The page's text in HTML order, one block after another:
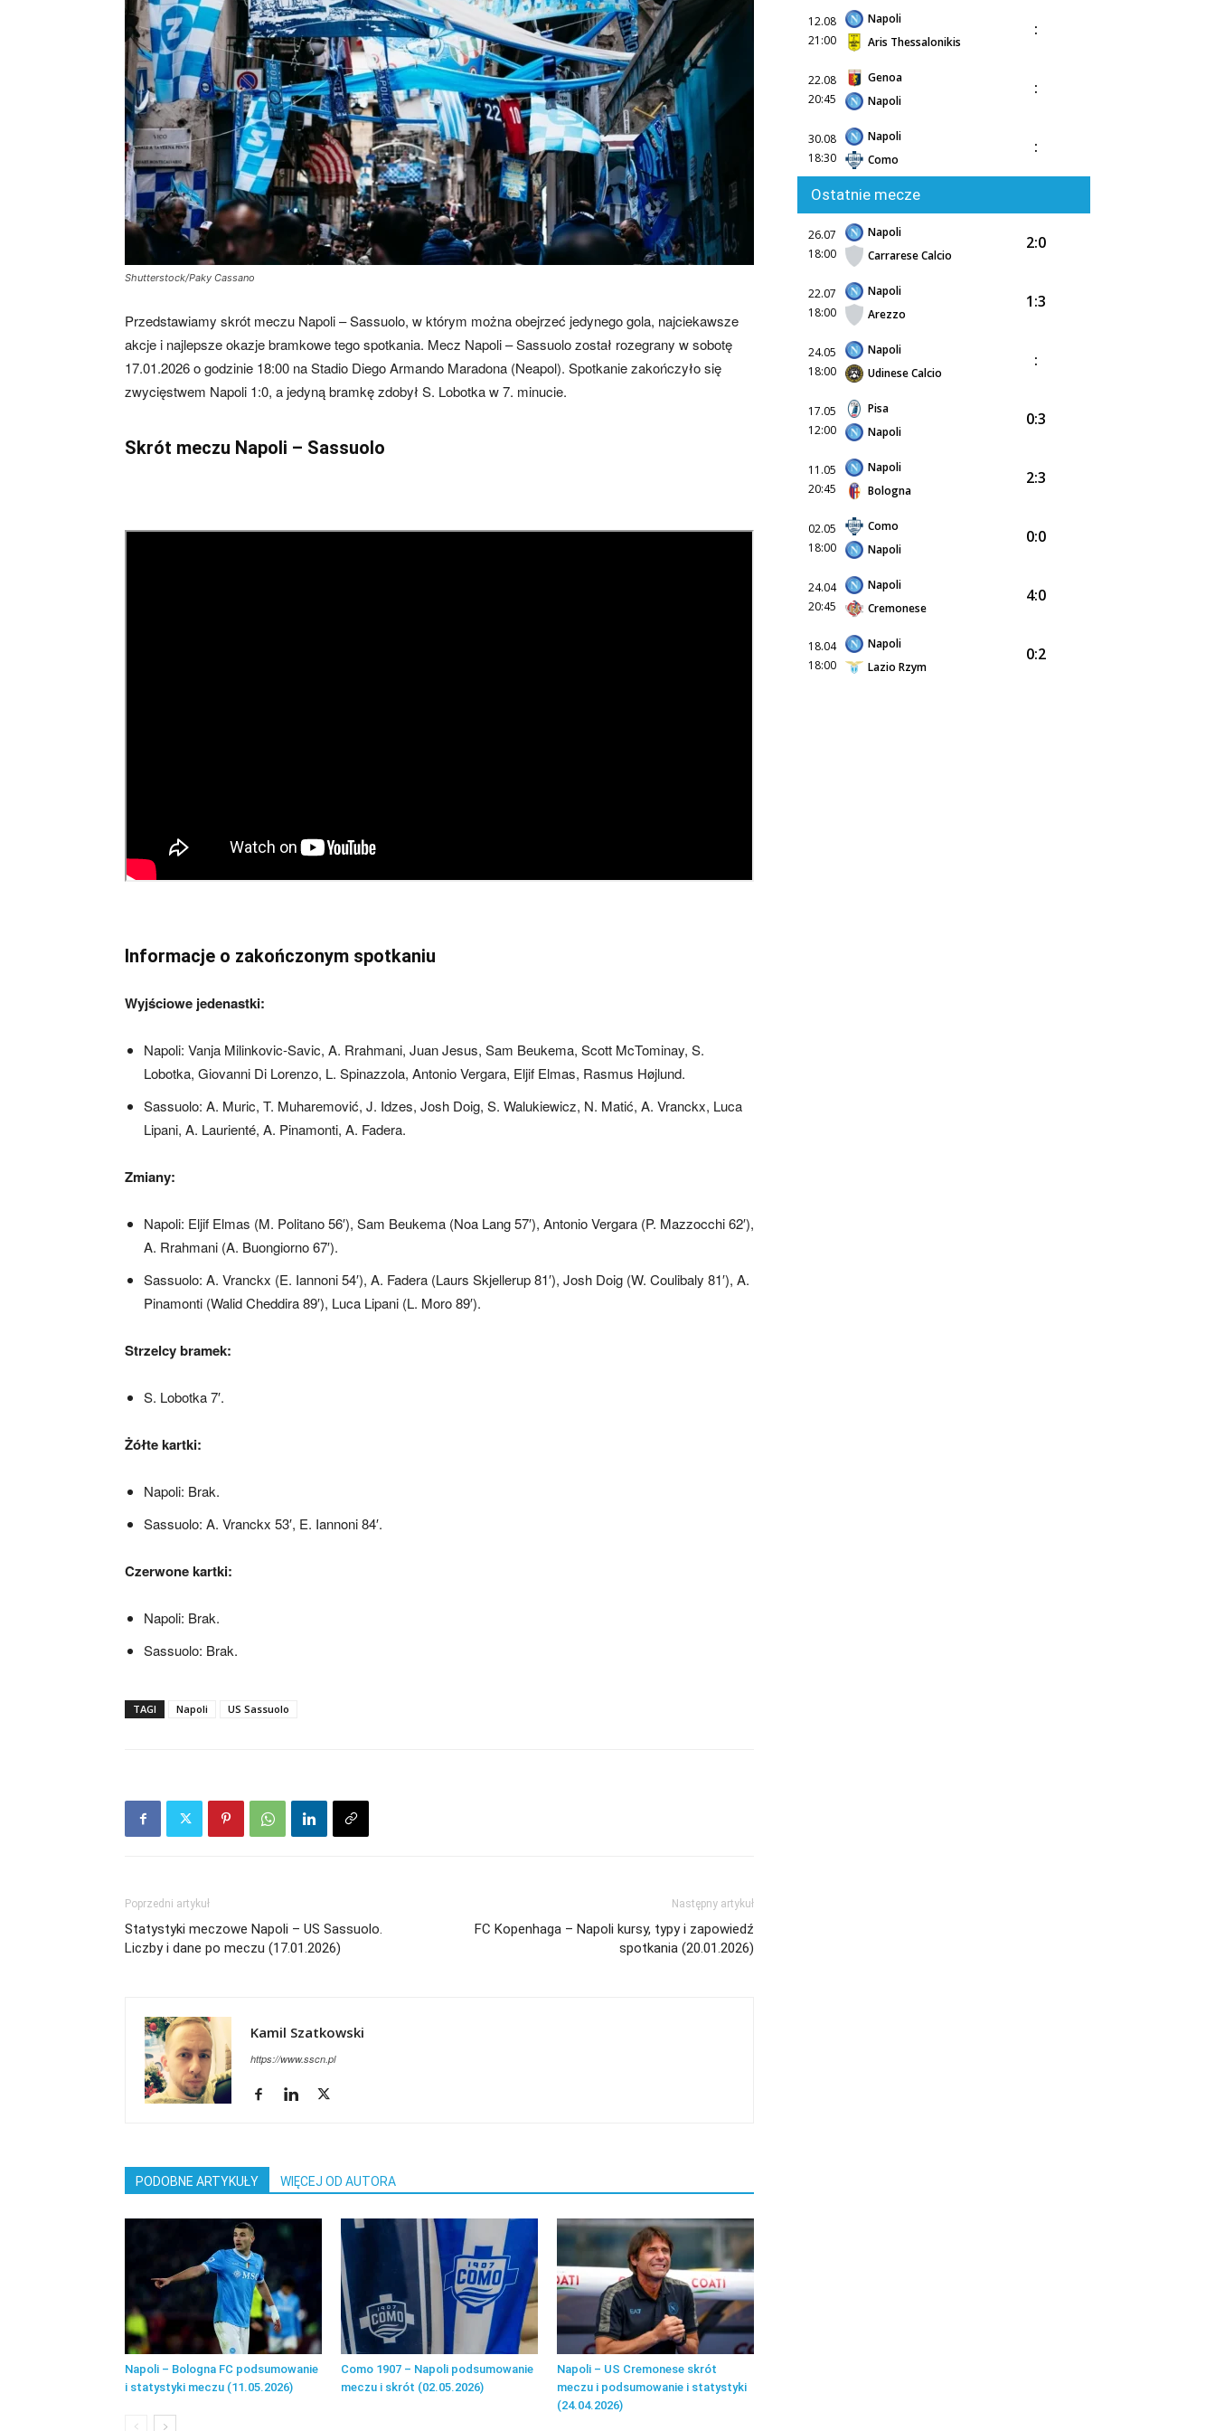
Shutterstock/Paky Cassano
Przedstawiamy skrót meczu Napoli – Sassuolo, w którym można obejrzeć jedynego gola, najciekawsze
akcje i najlepsze okazje bramkowe tego spotkania. Mecz Napoli – Sassuolo został rozegrany w sobotę
17.01.2026 o godzinie 18:00 na Stadio Diego Armando Maradona (Neapol). Spotkanie zakończyło się
zwycięstwem Napoli 1:0, a jedyną bramkę zdobył S. Lobotka w 7. minucie.
Skrót meczu Napoli – Sassuolo
Informacje o zakończonym spotkaniu
Wyjściowe jedenastki:
Napoli: Vanja Milinkovic-Savic, A. Rrahmani, Juan Jesus, Sam Beukema, Scott McTominay, S.
Lobotka, Giovanni Di Lorenzo, L. Spinazzola, Antonio Vergara, Eljif Elmas, Rasmus Højlund.
Sassuolo: A. Muric, T. Muharemović, J. Idzes, Josh Doig, S. Walukiewicz, N. Matić, A. Vranckx, Luca
Lipani, A. Laurienté, A. Pinamonti, A. Fadera.
Zmiany:
Napoli: Eljif Elmas (M. Politano 56′), Sam Beukema (Noa Lang 57′), Antonio Vergara (P. Mazzocchi 62′),
A. Rrahmani (A. Buongiorno 67′).
Sassuolo: A. Vranckx (E. Iannoni 54′), A. Fadera (Laurs Skjellerup 81′), Josh Doig (W. Coulibaly 81′), A.
Pinamonti (Walid Cheddira 89′), Luca Lipani (L. Moro 89′).
Strzelcy bramek:
S. Lobotka 7′.
Żółte kartki:
Napoli: Brak.
Sassuolo: A. Vranckx 53′, E. Iannoni 84′.
Czerwone kartki:
Napoli: Brak.
Sassuolo: Brak.
TAGI Napoli US Sassuolo
Poprzedni artykuł
Statystyki meczowe Napoli – US Sassuolo.
Liczby i dane po meczu (17.01.2026)
Następny artykuł
FC Kopenhaga – Napoli kursy, typy i zapowiedź
spotkania (20.01.2026)
Kamil Szatkowski
https://www.sscn.pl
PODOBNE ARTYKUŁY WIĘCEJ OD AUTORA
Napoli – Bologna FC podsumowanie
i statystyki meczu (11.05.2026)
Como 1907 – Napoli podsumowanie
meczu i skrót (02.05.2026)
Napoli – US Cremonese skrót
meczu i podsumowanie i statystyki
(24.04.2026)
12.08
21:00
Napoli
Aris Thessalonikis
:
22.08
20:45
Genoa
Napoli
:
30.08
18:30
Napoli
Como
:
Ostatnie mecze
26.07
18:00
Napoli
Carrarese Calcio
2:0
22.07
18:00
Napoli
Arezzo
1:3
24.05
18:00
Napoli
Udinese Calcio
:
17.05
12:00
Pisa
Napoli
0:3
11.05
20:45
Napoli
Bologna
2:3
02.05
18:00
Como
Napoli
0:0
24.04
20:45
Napoli
Cremonese
4:0
18.04
18:00
Napoli
Lazio Rzym
0:2